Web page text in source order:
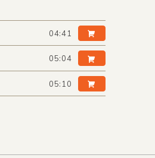
04:41
05:04
05:10